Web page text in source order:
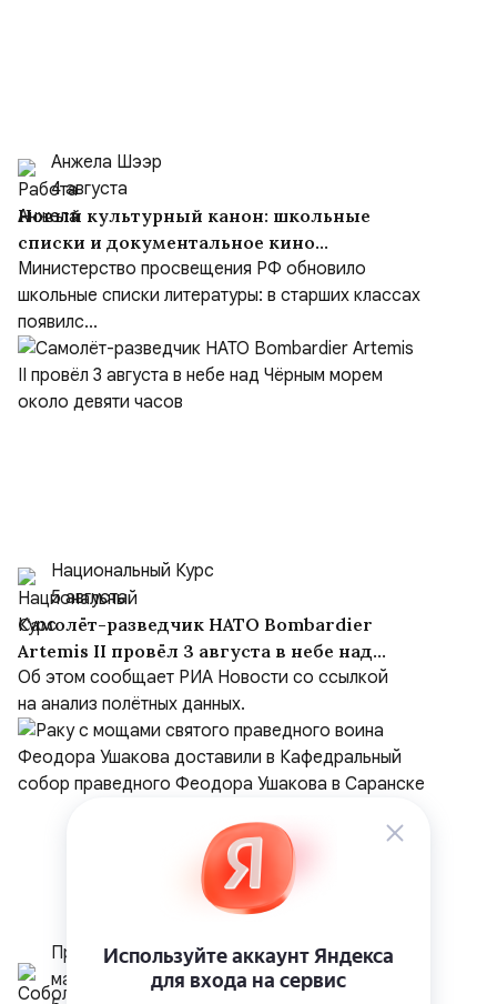
Анжела Шээр
4 августа
Новый культурный канон: школьные
списки и документальное кино
формируют образ героя
Министерство просвещения РФ обновило
школьные списки литературы: в старших классах
появилс...
Национальный Курс
5 августа
Самолёт-разведчик НАТО Bombardier
Artemis II провёл 3 августа в небе над
Чёрным морем около девяти часов
Об этом сообщает РИА Новости со ссылкой
на анализ полётных данных.
Пресс-служба &quot;Ушаковских
маршрутов&quot;